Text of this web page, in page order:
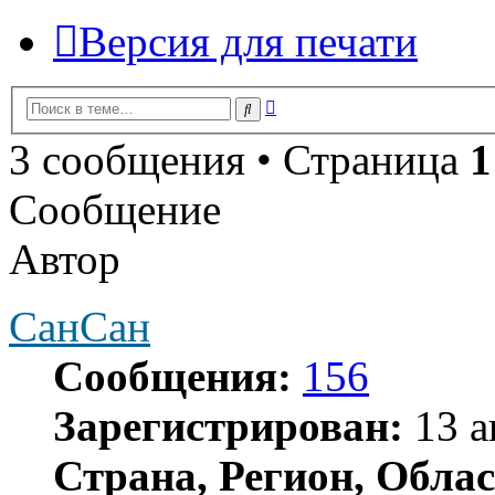
Версия для печати
Поиск
3 сообщения • Страница 1
Сообщение
Автор
СанСан
Сообщения: 156
Зарегистрирован: 13
Страна, Регион,